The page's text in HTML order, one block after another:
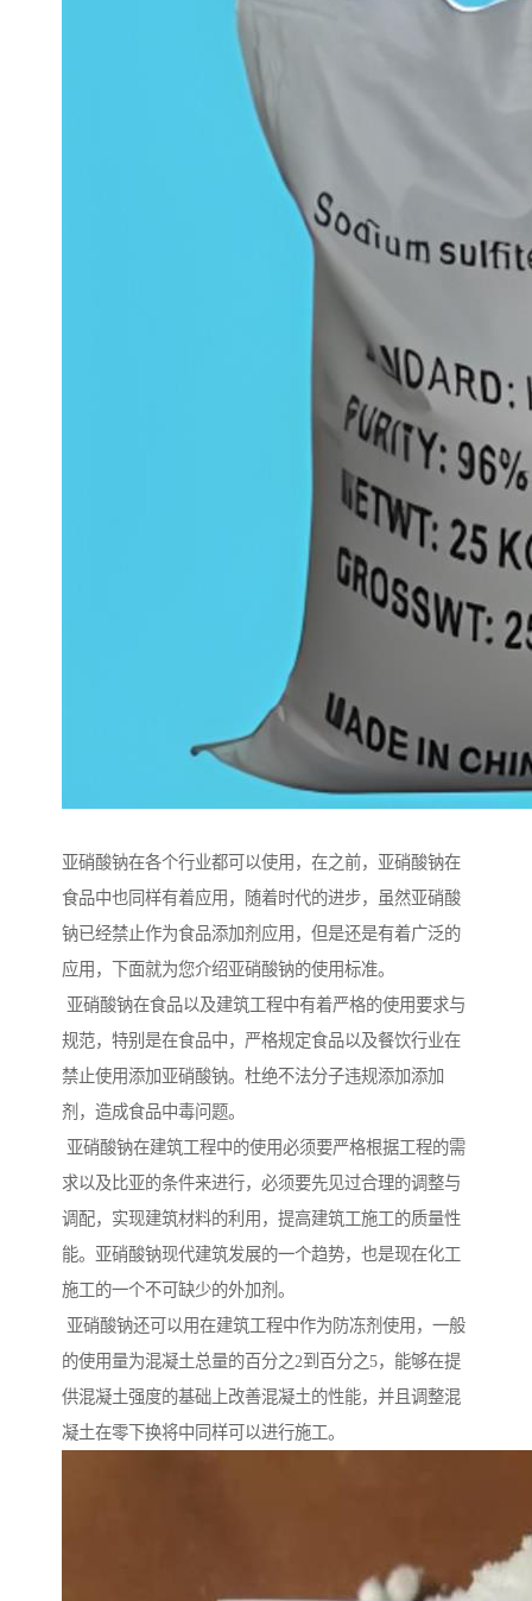
亚硝酸钠在各个行业都可以使用，在之前，亚硝酸钠在
食品中也同样有着应用，随着时代的进步，虽然亚硝酸
钠已经禁止作为食品添加剂应用，但是还是有着广泛的
应用，下面就为您介绍亚硝酸钠的使用标准。
亚硝酸钠在食品以及建筑工程中有着严格的使用要求与
规范，特别是在食品中，严格规定食品以及餐饮行业在
禁止使用添加亚硝酸钠。杜绝不法分子违规添加添加
剂，造成食品中毒问题。
亚硝酸钠在建筑工程中的使用必须要严格根据工程的需
求以及比亚的条件来进行，必须要先见过合理的调整与
调配，实现建筑材料的利用，提高建筑工施工的质量性
能。亚硝酸钠现代建筑发展的一个趋势，也是现在化工
施工的一个不可缺少的外加剂。
亚硝酸钠还可以用在建筑工程中作为防冻剂使用，一般
的使用量为混凝土总量的百分之2到百分之5，能够在提
供混凝土强度的基础上改善混凝土的性能，并且调整混
凝土在零下换将中同样可以进行施工。